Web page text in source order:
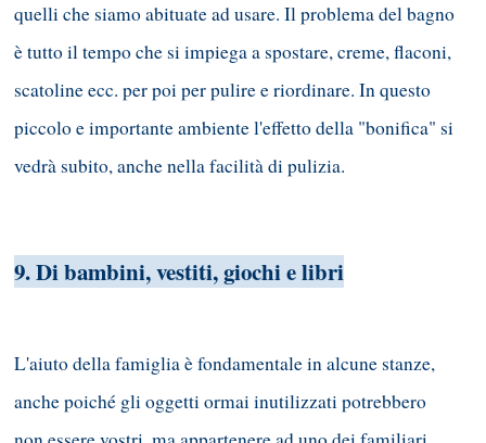
quelli che siamo abituate ad usare. Il problema del bagno
è tutto il tempo che si impiega a spostare, creme, flaconi,
scatoline ecc. per poi per pulire e riordinare. In questo
piccolo e importante ambiente l'effetto della "bonifica" si
vedrà subito, anche nella facilità di pulizia.
9. Di bambini, vestiti, giochi e libri
L'aiuto della famiglia è fondamentale in alcune stanze,
anche poiché gli oggetti ormai inutilizzati potrebbero